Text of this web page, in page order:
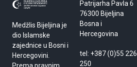
Medžlis Bijeljina je
dio Islamske
zajednice u Bosni i
Hercegovini.
Patrijarha Pavla 6
76300 Bijeljina
Bosna i
Hercegovina
tel: +387 (0)55 226
250